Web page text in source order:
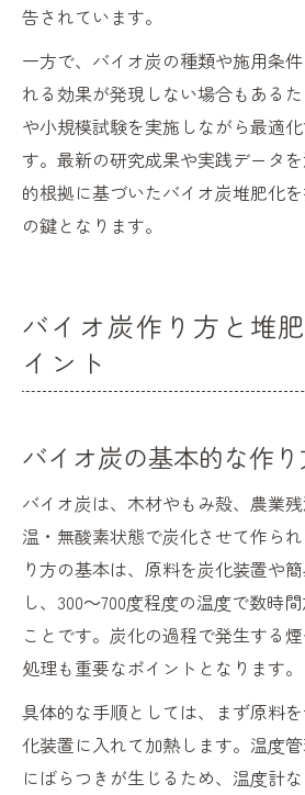
告されています。
一方で、バイオ炭の種類や施用条
れる効果が発現しない場合もある
や小規模試験を実施しながら最適
す。最新の研究成果や実践データ
的根拠に基づいたバイオ炭堆肥化
の鍵となります。
バイオ炭作り方と堆
イント
バイオ炭の基本的な作
バイオ炭は、木材やもみ殻、農業
温・無酸素状態で炭化させて作ら
り方の基本は、原料を炭化装置や
し、300～700度程度の温度で数時
ことです。炭化の過程で発生する
処理も重要なポイントとなります。
具体的な手順としては、まず原料
化装置に入れて加熱します。温度
にばらつきが生じるため、温度計